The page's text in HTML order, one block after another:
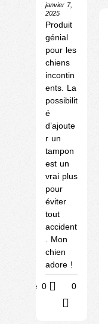
janvier 7,
2025
Produit
génial
pour les
chiens
incontin
ents. La
possibilit
é
d’ajoute
r un
tampon
est un
vrai plus
pour
éviter
tout
accident
. Mon
chien
adore !
Utile 0 0